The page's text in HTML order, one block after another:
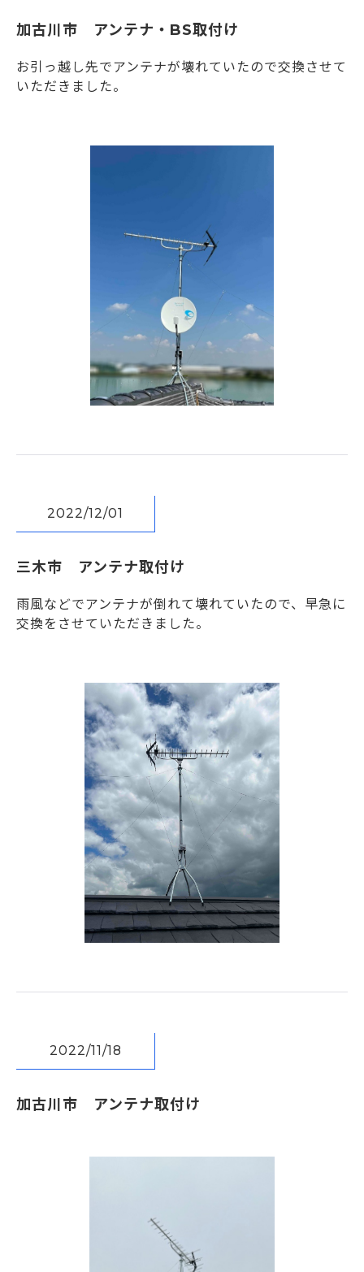
加古川市 アンテナ・BS取付け
お引っ越し先でアンテナが壊れていたので交換させて
いただきました。
2022/12/01
三木市 アンテナ取付け
雨風などでアンテナが倒れて壊れていたので、早急に
交換をさせていただきました。
2022/11/18
加古川市 アンテナ取付け